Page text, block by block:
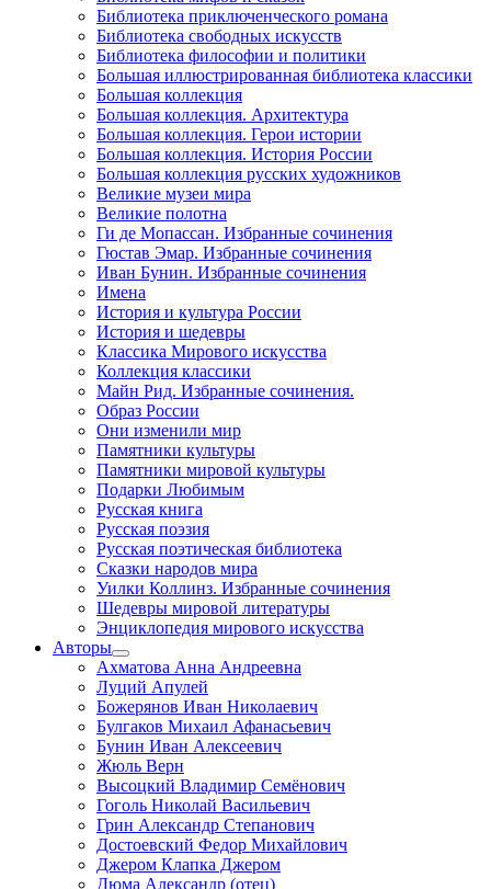
Библиотека приключенческого романа
Библиотека свободных искусств
Библиотека философии и политики
Большая иллюстрированная библиотека классики
Большая коллекция
Большая коллекция. Архитектура
Большая коллекция. Герои истории
Большая коллекция. История России
Большая коллекция русских художников
Великие музеи мира
Великие полотна
Ги де Мопассан. Избранные сочинения
Гюстав Эмар. Избранные сочинения
Иван Бунин. Избранные сочинения
Имена
История и культура России
История и шедевры
Классика Мирового искусства
Коллекция классики
Майн Рид. Избранные сочинения.
Образ России
Они изменили мир
Памятники культуры
Памятники мировой культуры
Подарки Любимым
Русская книга
Русская поэзия
Русская поэтическая библиотека
Сказки народов мира
Уилки Коллинз. Избранные сочинения
Шедевры мировой литературы
Энциклопедия мирового искусства
Авторы
Ахматова Анна Андреевна
Луций Апулей
Божерянов Иван Николаевич
Булгаков Михаил Афанасьевич
Бунин Иван Алексеевич
Жюль Верн
Высоцкий Владимир Семёнович
Гоголь Николай Васильевич
Грин Александр Степанович
Достоевский Федор Михайлович
Джером Клапка Джером
Дюма Александр (отец)